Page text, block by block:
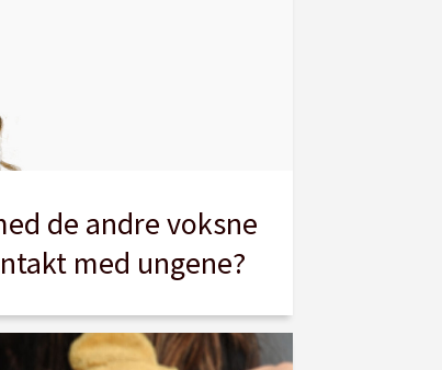
de andre voksne
med ungene?